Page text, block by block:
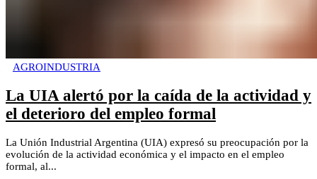
AGROINDUSTRIA
La UIA alertó por la caída de la actividad y
el deterioro del empleo formal
La Unión Industrial Argentina (UIA) expresó su preocupación por la
evolución de la actividad económica y el impacto en el empleo
formal, al...